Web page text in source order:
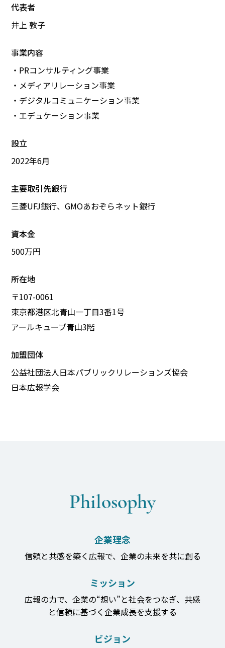
​代表者​
井上 敦子​
​事業内容​
・PRコンサルティング事業
・メディアリレーション事業​
・デジタルコミュニケーション事業​
・エデュケーション事業
設立
2022年6月
主要取引先銀行​
三菱UFJ銀行、GMOあおぞらネット銀行
資本金​
500万円
所在地
〒107-0061
東京都港区北青山一丁目3番1号
アールキューブ青山3階
加盟団体
公益社団法人日本パブリックリレーションズ協会
日本広報学会
Philosophy
企業理念​
信頼と共感を築く広報で、企業の未来を共に創る
ミッション​
広報の力で、企業の“想い”と社会をつなぎ、共感
と信頼に基づく企業成長を支援する
ビジョン